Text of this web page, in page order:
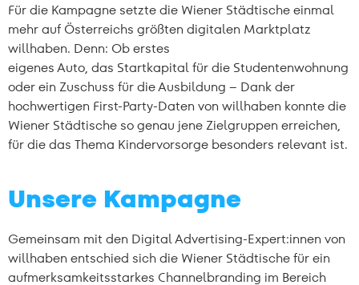
Für die Kampagne setzte die Wiener Städtische einmal
mehr auf Österreichs größten digitalen Marktplatz
willhaben. Denn: Ob erstes
eigenes Auto, das Startkapital für die Studentenwohnung
oder ein Zuschuss für die Ausbildung – Dank der
hochwertigen First-Party-Daten von willhaben konnte die
Wiener Städtische so genau jene Zielgruppen erreichen,
für die das Thema Kindervorsorge besonders relevant ist.
Unsere Kampagne
Gemeinsam mit den Digital Advertising-Expert:innen von
willhaben entschied sich die Wiener Städtische für ein
aufmerksamkeitsstarkes Channelbranding im Bereich